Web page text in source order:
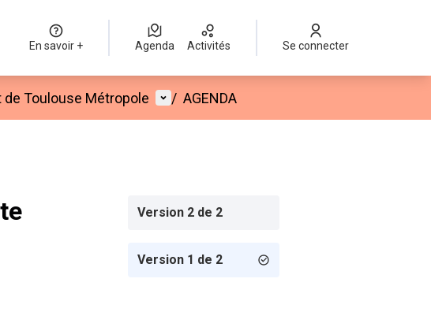
En savoir + Agenda Activités Se connecter
Toulouse Métropole Menu utilisateur
/ AGENDA
Version 2 de 2
Version 1 de 2